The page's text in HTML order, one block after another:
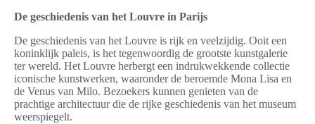
De geschiedenis van het Louvre in Parijs
De geschiedenis van het Louvre is rijk en veelzijdig. Ooit een
koninklijk paleis, is het tegenwoordig de grootste kunstgalerie
ter wereld. Het Louvre herbergt een indrukwekkende collectie
iconische kunstwerken, waaronder de beroemde Mona Lisa en
de Venus van Milo. Bezoekers kunnen genieten van de
prachtige architectuur die de rijke geschiedenis van het museum
weerspiegelt.